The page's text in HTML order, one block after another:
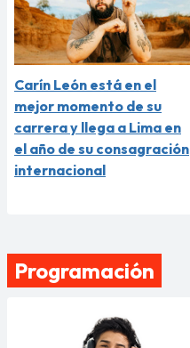
Carín León está en el
mejor momento de su
carrera y llega a Lima en
el año de su consagración
internacional
Programación